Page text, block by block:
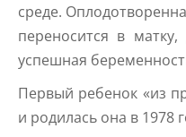
среде.
переносится в
успешная
Первый ребенок «из
и родилась она в 1978